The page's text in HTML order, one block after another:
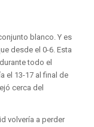
blanco. Y es
desde el 0-6. Esta
todo el
el 13-17 al final de
cerca del
volvería a perder